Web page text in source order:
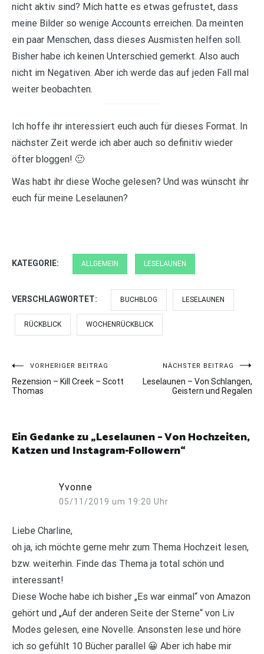
nicht aktiv sind? Mich hatte es etwas gefrustet, dass
meine Bilder so wenige Accounts erreichen. Da meinten
ein paar Menschen, dass dieses Ausmisten helfen soll.
Bisher habe ich keinen Unterschied gemerkt. Also auch
nicht im Negativen. Aber ich werde das auf jeden Fall mal
weiter beobachten.
Ich hoffe ihr interessiert euch auch für dieses Format. In
nächster Zeit werde ich aber auch so definitiv wieder
öfter bloggen! 🙂
Was habt ihr diese Woche gelesen? Und was wünscht ihr
euch für meine Leselaunen?
KATEGORIE: ALLGEMEIN LESELAUNEN
VERSCHLAGWORTET: BUCHBLOG LESELAUNEN
RÜCKBLICK WOCHENRÜCKBLICK
Beitragsnavigation
VORHERIGER BEITRAG
Rezension – Kill Creek – Scott
Thomas
NÄCHSTER BEITRAG
Leselaunen – Von Schlangen,
Geistern und Regalen
Ein Gedanke zu „Leselaunen – Von Hochzeiten,
Katzen und Instagram-Followern“
Yvonne
05/11/2019 um 19:20 Uhr
Liebe Charline,
oh ja, ich möchte gerne mehr zum Thema Hochzeit lesen,
bzw. weiterhin. Finde das Thema ja total schön und
interessant!
Diese Woche habe ich bisher „Es war einmal“ von Amazon
gehört und „Auf der anderen Seite der Sterne“ von Liv
Modes gelesen, eine Novelle. Ansonsten lese und höre
ich so gefühlt 10 Bücher parallel 😀 Aber ich habe mir